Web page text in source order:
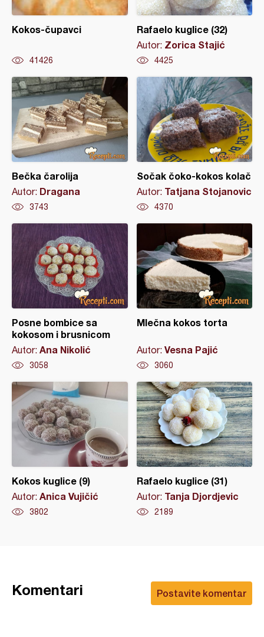
Kokos-čupavci
41426
Rafaelo kuglice (32)
Autor: Zorica Stajić
4425
Bečka čarolija
Autor: Dragana
3743
Sočak čoko-kokos kolač
Autor: Tatjana Stojanovic
4370
Posne bombice sa
kokosom i brusnicom
Autor: Ana Nikolić
3058
Mlečna kokos torta
Autor: Vesna Pajić
3060
Kokos kuglice (9)
Autor: Anica Vujičić
3802
Rafaelo kuglice (31)
Autor: Tanja Djordjevic
2189
Postavite komentar
Komentari